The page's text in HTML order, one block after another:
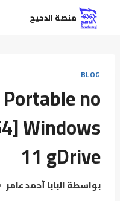
منصة الدحيح
BLOG
no
Windows
11 gDrive
بواسطةالبابا أحمد عامر